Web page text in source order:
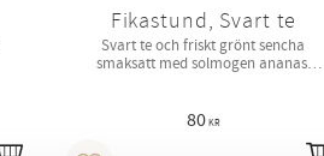
Fikastund, Svart te
Svart te och friskt grönt sencha
smaksatt med solmogen ananas,
80KR